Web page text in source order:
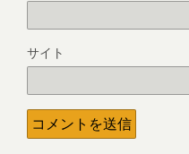
サイト